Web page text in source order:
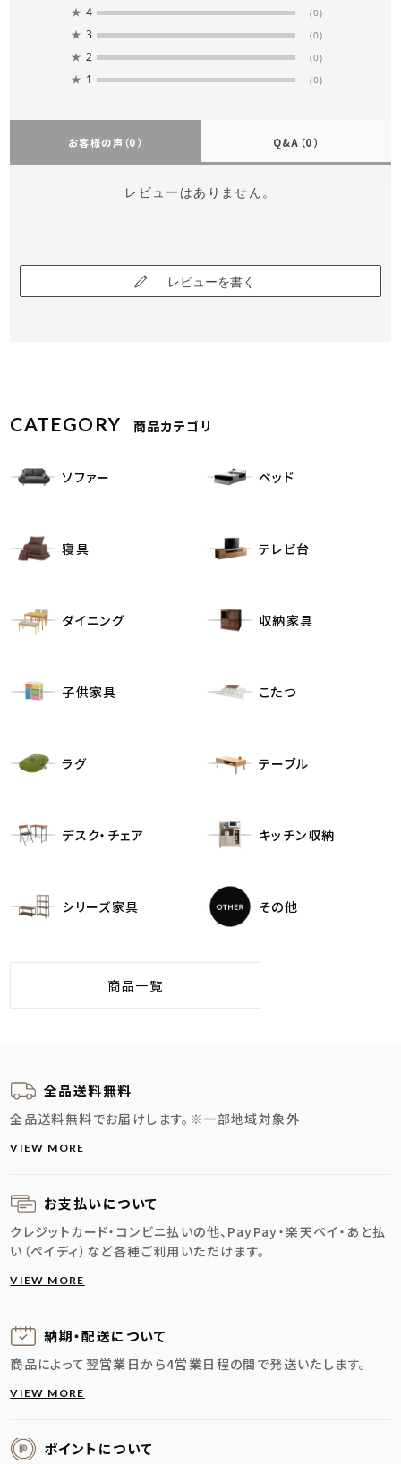
★ 4 (0)
★ 3 (0)
★ 2 (0)
★ 1 (0)
お客様の声 （0） Q&A （0）
レビューはありません。
レビューを書く
CATEGORY 商品カテゴリ
ソファー ベッド
寝具 テレビ台
ダイニング 収納家具
子供家具 こたつ
ラグ テーブル
デスク・チェア キッチン収納
シリーズ家具 その他
商品一覧
全品送料無料
全品送料無料でお届けします。 ※一部地域対象外
VIEW MORE
お支払いについて
クレジットカード・コンビニ払いの他、PayPay・楽天ペイ・あと払
い（ペイディ）など各種ご利用いただけます。
VIEW MORE
納期・配送に ついて
商品によって翌営業日から4営業日程の間で発送いたします。
VIEW MORE
ポイントについて